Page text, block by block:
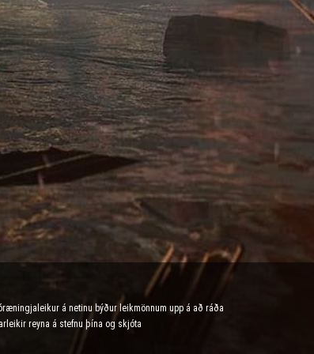
á netinu býður leikmönnum upp á að ráða
reyna á stefnu þína og skjóta